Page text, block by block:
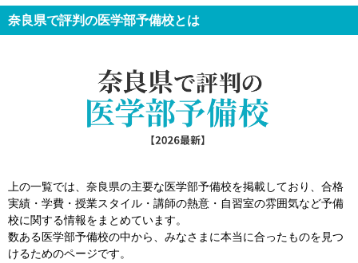
奈良県で評判の医学部予備校とは
上の一覧では、奈良県の主要な医学部予備校を掲載しており、合格
実績・学費・授業スタイル・講師の熱意・自習室の雰囲気など予備
校に関する情報をまとめています。
数ある医学部予備校の中から、みなさまに本当に合ったものを見つ
けるためのページです。